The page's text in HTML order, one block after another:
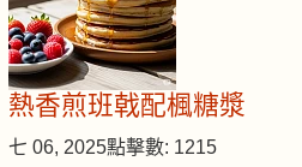
熱香煎班戟配楓糖漿
七 06, 2025點擊數: 1215